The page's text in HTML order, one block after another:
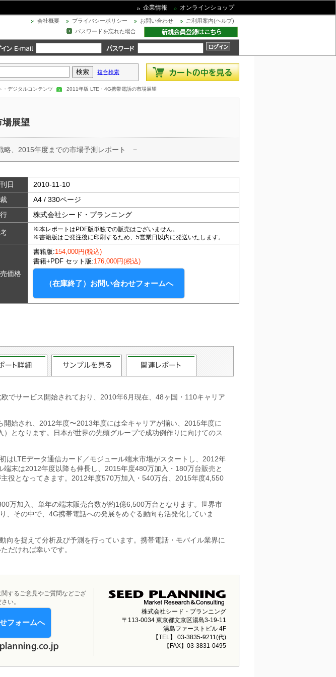
企業情報 オンラインショップ
会社概要 プライバシーポリシー お問い合わせ
ご利用案内(ヘルプ)
パスワードを忘れた場合
複合検索
・デジタルコンテンツ 2011年版 LTE・4G携帯電話の市場展望
場展望
略、2015年度までの市場予測レポート −
日
2010-11-10
A4 / 330ページ
株式会社シード・プランニング
※本レポートはPDF版単独での販売はございません。
※書籍版はご発注後に印刷するため、5営業日以内に発送いたします。
価格
書籍版:154,000円(税込)
書籍+PDF セット版:176,000円(税込)
（在庫終了）お問い合わせフォームへ
でサービス開始されており、2010年6月現在、48ヶ国・110キャリア
始され、2012年度〜2013年度には全キャリアが揃い、2015年度に
となります。日本が世界の先頭グループで成功例作りに向けてのス
はLTEデータ通信カード／モジュール端末市場がスタートし、2012年
末は2012年度以降も伸長し、2015年度480万加入・180万台販売と
役となってきます。2012年度570万加入・540万台、2015年度4,550
万加入、単年の端末販売台数が約1億6,500万台となります。世界市
、その中で、4G携帯電話への発展をめぐる動向も活発化していま
向を捉えて分析及び予測を行っています。携帯電話・モバイル業界に
だければ幸いです。
するご意見やご質問などござ
い。
フォームへ
株式会社シード・プランニング
〒113-0034 東京都文京区湯島3-19-11
湯島ファーストビル 4F
【TEL】 03-3835-9211(代)
【FAX】03-3831-0495